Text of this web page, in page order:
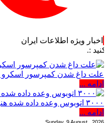
اخبار ویژه اطلاعات ایران
علت داغ شدن کمپرسور اسکرو
ادامه ...
۳۰۰۰ اتوبوس وعده داده شده هنوز وارد طرح اربعین نشده است
ادامه ...